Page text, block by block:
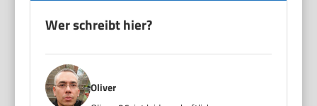
Wer schreibt hier?
Oliver